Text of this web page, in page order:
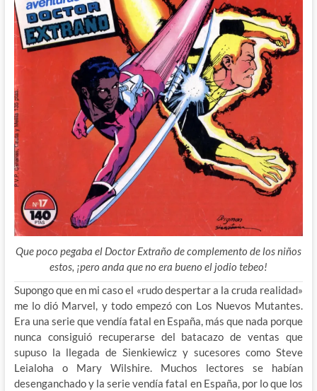
Que poco pegaba el Doctor Extraño de complemento de los niños
estos, ¡pero anda que no era bueno el jodio tebeo!
Supongo que en mi caso el «rudo despertar a la cruda realidad»
me lo dió Marvel, y todo empezó con Los Nuevos Mutantes.
Era una serie que vendía fatal en España, más que nada porque
nunca consiguió recuperarse del batacazo de ventas que
supuso la llegada de Sienkiewicz y sucesores como Steve
Leialoha o Mary Wilshire. Muchos lectores se habían
desenganchado y la serie vendía fatal en España, por lo que los